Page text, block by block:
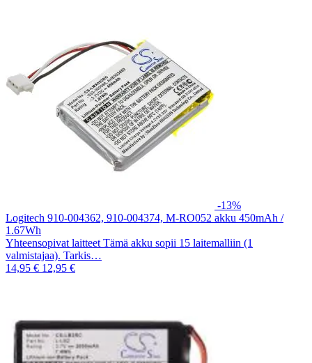
-13%
Logitech 910-004362, 910-004374, M-RO052 akku 450mAh /
1.67Wh
Yhteensopivat laitteet Tämä akku sopii 15 laitemalliin (1
valmistajaa). Tarkis…
14,95 € 12,95 €